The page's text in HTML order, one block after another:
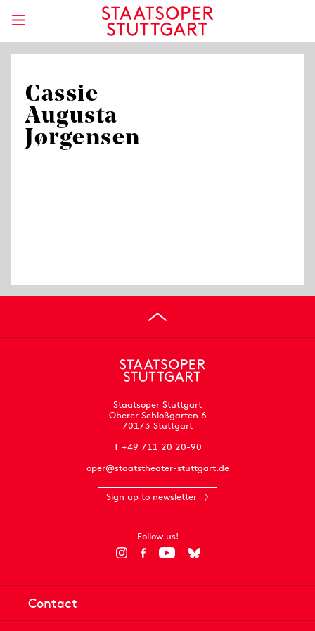
Cassie
Augusta
Jørgensen
Staatsoper Stuttgart
Oberer Schloßgarten 6
70173 Stuttgart
T +49 711 20 20-90
oper@staatstheater-stuttgart.de
Sign up to newsletter
Follow us!
Contact